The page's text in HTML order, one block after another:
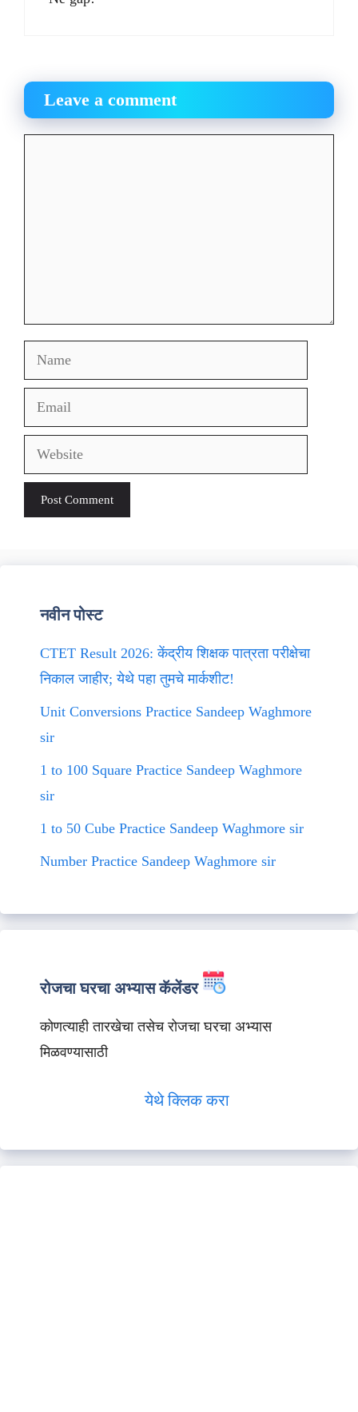
Leave a comment
Name
Email
Website
नवीन पोस्ट
CTET Result 2026: केंद्रीय शिक्षक पात्रता परीक्षेचा
निकाल जाहीर; येथे पहा तुमचे मार्कशीट!
Unit Conversions Practice Sandeep Waghmore
sir
1 to 100 Square Practice Sandeep Waghmore
sir
1 to 50 Cube Practice Sandeep Waghmore sir
Number Practice Sandeep Waghmore sir
रोजचा घरचा अभ्यास कॅलेंडर
कोणत्याही तारखेचा तसेच रोजचा घरचा अभ्यास
मिळवण्यासाठी
येथे क्लिक करा